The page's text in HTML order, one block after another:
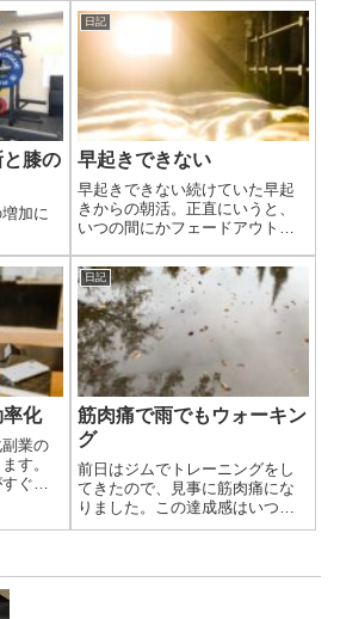
膝の
加に
日記
早起きできない
早起きできない続けていた早起
きからの朝活。正直にいうと、
いつの間にかフェードアウトし
きできなくなりました。僕の場
合は寝る前に問題があると思っ
ています。仕事が終わるのは日
付が変わる頃。家に帰ってすぐ
寝るのはもったい...
化
業の
す。
ぐ切
して
日記
筋肉痛で雨でもウォーキン
グ
前日はジムでトレーニングをし
てきたので、見事に筋肉痛にな
りました。この達成感はいつま
でたっても新鮮ですね。